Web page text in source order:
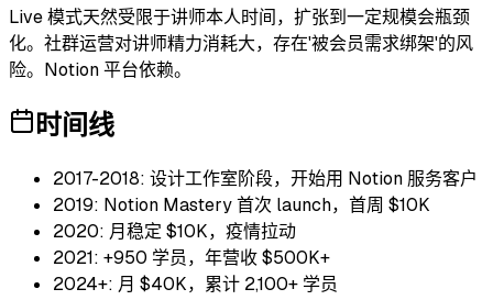
Live 模式天然受限于讲师本人时间，扩张到一定规模会瓶颈
化。社群运营对讲师精力消耗大，存在'被会员需求绑架'的风
险。Notion 平台依赖。
时间线
2017-2018: 设计工作室阶段，开始用 Notion 服务客户
2019: Notion Mastery 首次 launch，首周 $10K
2020: 月稳定 $10K，疫情拉动
2021: +950 学员，年营收 $500K+
2024+: 月 $40K，累计 2,100+ 学员